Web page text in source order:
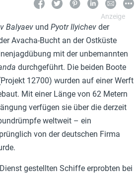
Balyaev und Pyotr Ilyichev der
Avacha-Bucht an der Ostküste
mit der unbemannten
durchgeführt. Die beiden Boote
12700) wurden auf einer Werft
Mit einer Länge von 62 Metern
verfügen sie über die derzeit
weltweit – ein
von der deutschen Firma
gestellten Schiffe erprobten bei